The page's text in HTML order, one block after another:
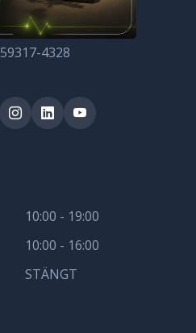
4328
10:00 - 19:00
10:00 - 16:00
STÄNGT